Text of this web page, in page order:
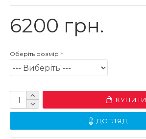
6200 грн.
Оберіть розмір
КУПИТИ
ДОГЛЯД